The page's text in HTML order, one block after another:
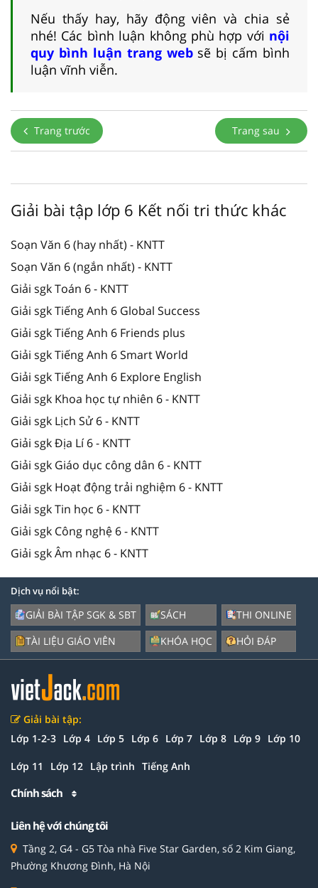
Nếu thấy hay, hãy động viên và chia sẻ
nhé! Các bình luận không phù hợp với nội
quy bình luận trang websẽ bị cấm bình
luận vĩnh viễn.
Trang trước Trang sau
Giải bài tập lớp 6 Kết nối tri thức khác
Soạn Văn 6 (hay nhất) - KNTT
Soạn Văn 6 (ngắn nhất) - KNTT
Giải sgk Toán 6 - KNTT
Giải sgk Tiếng Anh 6 Global Success
Giải sgk Tiếng Anh 6 Friends plus
Giải sgk Tiếng Anh 6 Smart World
Giải sgk Tiếng Anh 6 Explore English
Giải sgk Khoa học tự nhiên 6 - KNTT
Giải sgk Lịch Sử 6 - KNTT
Giải sgk Địa Lí 6 - KNTT
Giải sgk Giáo dục công dân 6 - KNTT
Giải sgk Hoạt động trải nghiệm 6 - KNTT
Giải sgk Tin học 6 - KNTT
Giải sgk Công nghệ 6 - KNTT
Giải sgk Âm nhạc 6 - KNTT
Dịch vụ nổi bật:
GIẢI BÀI TẬP SGK & SBT
TÀI LIỆU GIÁO VIÊN
SÁCH
KHÓA HỌC
THI ONLINE
HỎI ĐÁP
Giải bài tập:
Lớp 1-2-3 Lớp 4 Lớp 5 Lớp 6 Lớp 7 Lớp 8 Lớp 9 Lớp 10
Lớp 11 Lớp 12 Lập trình Tiếng Anh
Chính sách
Liên hệ với chúng tôi
Tầng 2, G4 - G5 Tòa nhà Five Star Garden, số 2 Kim Giang,
Phường Khương Đình, Hà Nội